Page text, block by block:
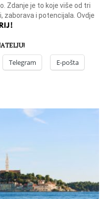
Zdanje je to koje više od tri
i potencijala. Ovdje
Telegram E-pošta